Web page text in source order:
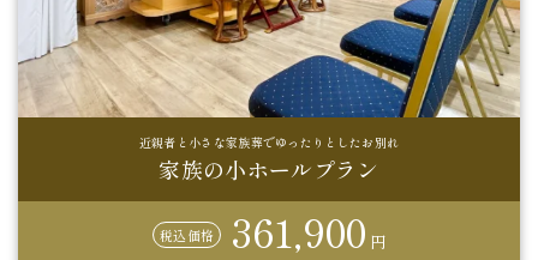
近親者と小さな家族葬でゆったりとしたお別れ
家族の小ホールプラン
税込価格 361,900 円